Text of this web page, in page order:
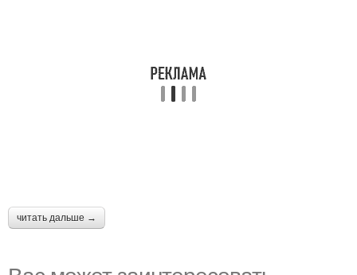
читать дальше →